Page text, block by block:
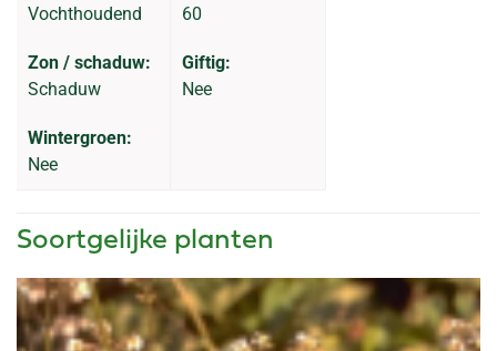
Vochthoudend
Zon / schaduw:
Schaduw
Wintergroen:
Nee
60
Giftig:
Nee
Soortgelijke planten